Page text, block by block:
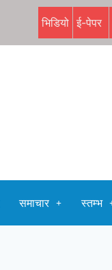
भिडियो ई-पेपर
समाचार स्तम्भ